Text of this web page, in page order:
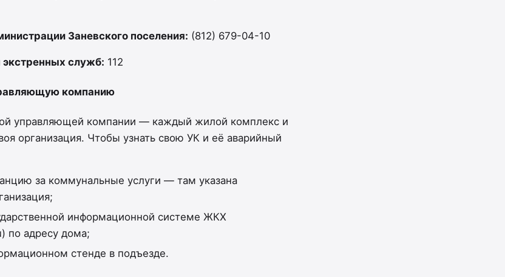
Заневского поселения: (812) 679-04-10
служб: 112
компанию
управляющей компании — каждый жилой комплекс и
организация. Чтобы узнать свою УК и её аварийный
за коммунальные услуги — там указана
информационной системе ЖКХ
по адресу дома;
стенде в подъезде.